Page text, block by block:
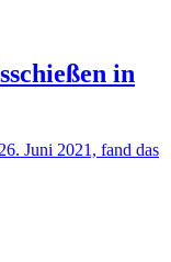
in
Juni 2021, fand das